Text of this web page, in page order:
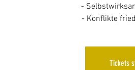
-
- Konflikte
Tickets